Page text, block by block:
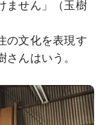
ません」（玉樹
の文化を表現す
さんはいう。